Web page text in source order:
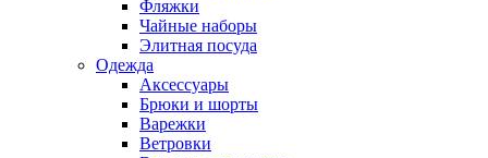
Фляжки
Чайные наборы
Элитная посуда
Одежда
Аксессуары
Брюки и шорты
Варежки
Ветровки